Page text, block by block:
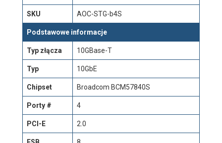
SKU AOC-STG-b4S
Podstawowe informacje
Typ złącza 10GBase-T
Typ 10GbE
Chipset Broadcom BCM57840S
Porty # 4
PCI-E 2.0